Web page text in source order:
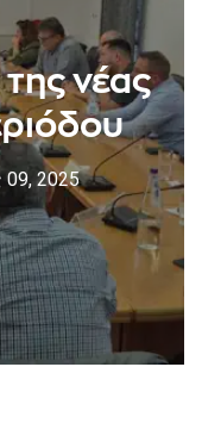
νέας
09, 2025